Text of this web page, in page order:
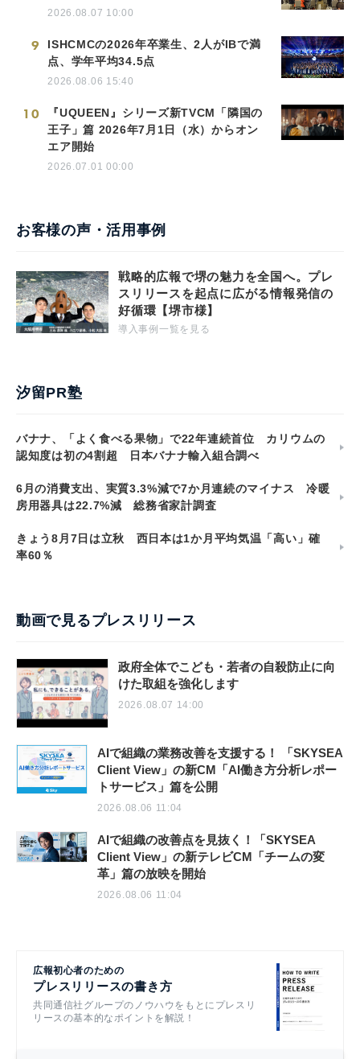
2026.08.07 10:00
9
ISHCMCの2026年卒業生、2人がIBで満
点、学年平均34.5点
2026.08.06 15:40
10
『UQUEEN』シリーズ新TVCM「隣国の
王子」篇 2026年7月1日（水）からオン
エア開始
2026.07.01 00:00
お客様の声・活用事例
戦略的広報で堺の魅力を全国へ。プレ
スリリースを起点に広がる情報発信の
好循環【堺市様】
導入事例一覧を見る
汐留PR塾
バナナ、「よく食べる果物」で22年連続首位 カリウムの
認知度は初の4割超 日本バナナ輸入組合調べ
6月の消費支出、実質3.3%減で7か月連続のマイナス 冷暖
房用器具は22.7%減 総務省家計調査
きょう8月7日は立秋 西日本は1か月平均気温「高い」確
率60％
動画で見るプレスリリース
政府全体でこども・若者の自殺防止に向
けた取組を強化します
2026.08.07 14:00
AIで組織の業務改善を支援する！ 「SKYSEA
Client View」の新CM「AI働き方分析レポー
トサービス」篇を公開
2026.08.06 11:04
AIで組織の改善点を見抜く！「SKYSEA
Client View」の新テレビCM「チームの変
革」篇の放映を開始
2026.08.06 11:04
広報初心者のための
プレスリリースの書き方
共同通信社グループのノウハウをもとにプレスリ
リースの基本的なポイントを解説！